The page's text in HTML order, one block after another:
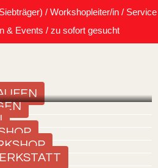
/ Workshopleiter/in / Service
& Events / zu sofort gesucht